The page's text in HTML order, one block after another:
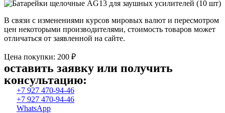
В связи с изменениями курсов мировых валют и пересмотром
цен некоторыми производителями, стоимость товаров может
отличаться от заявленной на сайте.
Цена покупки: 200 ₽
оставить заявку или получить
консультацию:
+7 927 470-94-46
+7 927 470-94-46
WhatsApp